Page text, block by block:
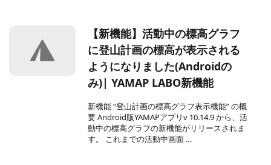
【新機能】活動中の標高グラフ
に登山計画の標高が表示される
ようになりました(Androidの
み)| YAMAP LABO新機能
新機能 “登山計画の標高グラフ表示機能” の概
要 Android版YAMAPアプリv 10.14.9 から、活
動中の標高グラフの新機能がリリースされま
す。 これまでの活動中画面 …